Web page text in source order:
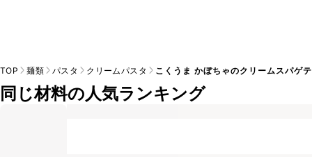
TOP 麺類 パスタ クリームパスタ こくうま かぼちゃのクリームスパゲ
同じ材料の人気ランキング